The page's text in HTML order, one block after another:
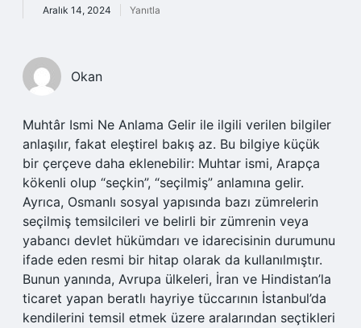
Aralık 14, 2024 Yanıtla
Okan
Muhtâr Ismi Ne Anlama Gelir ile ilgili verilen bilgiler
anlaşılır, fakat eleştirel bakış az. Bu bilgiye küçük
bir çerçeve daha eklenebilir: Muhtar ismi, Arapça
kökenli olup “seçkin”, “seçilmiş” anlamına gelir.
Ayrıca, Osmanlı sosyal yapısında bazı zümrelerin
seçilmiş temsilcileri ve belirli bir zümrenin veya
yabancı devlet hükümdarı ve idarecisinin durumunu
ifade eden resmi bir hitap olarak da kullanılmıştır.
Bunun yanında, Avrupa ülkeleri, İran ve Hindistan’la
ticaret yapan beratlı hayriye tüccarının İstanbul’da
kendilerini temsil etmek üzere aralarından seçtikleri